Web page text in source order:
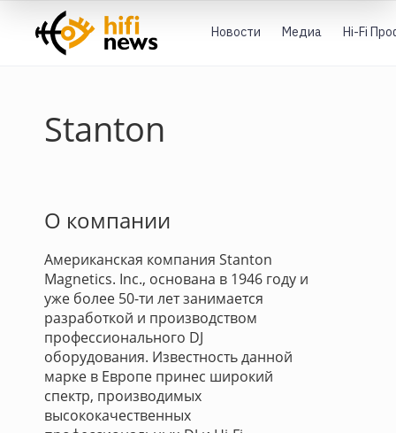
Новости Медиа Hi-Fi
Stanton
О компании
Американская компания Stanton
Magnetics. Inc., основана в 1946 году и
уже более 50-ти лет занимается
разработкой и производством
профессионального DJ
оборудования. Известность данной
марке в Европе принес широкий
спектр, производимых
высококачественных